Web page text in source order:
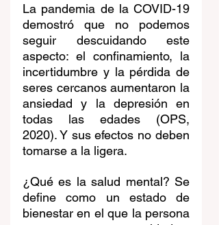
La pandemia de la COVID-19
demostró que no podemos
seguir descuidando este
aspecto: el confinamiento, la
incertidumbre y la pérdida de
seres cercanos aumentaron la
ansiedad y la depresión en
todas las edades (OPS,
2020). Y sus efectos no deben
tomarse a la ligera.
¿Qué es la salud mental? Se
define como un estado de
bienestar en el que la persona